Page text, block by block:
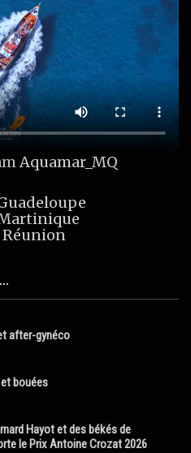
Aquamar_MQ
Réunion
after-gynéco
bouées
Hayot et des békés de
le Prix Antoine Crozat 2026